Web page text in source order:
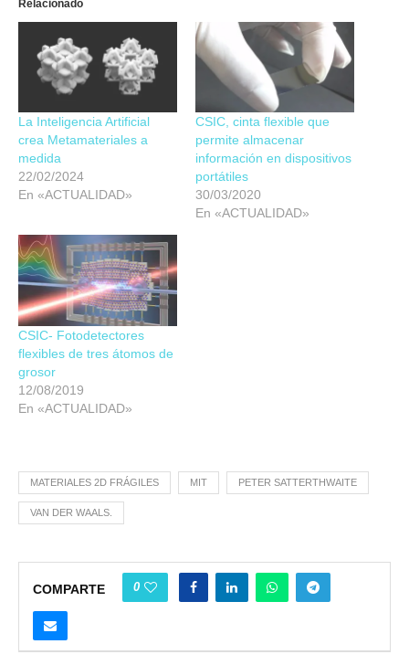
Relacionado
La Inteligencia Artificial
crea Metamateriales a
medida
22/02/2024
En «ACTUALIDAD»
CSIC, cinta flexible que
permite almacenar
información en dispositivos
portátiles
30/03/2020
En «ACTUALIDAD»
CSIC- Fotodetectores
flexibles de tres átomos de
grosor
12/08/2019
En «ACTUALIDAD»
MATERIALES 2D FRÁGILES MIT PETER SATTERTHWAITE
VAN DER WAALS.
COMPARTE 0